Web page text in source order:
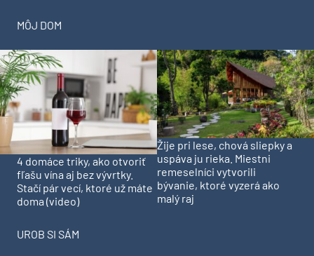
MÔJ DOM
4 domáce triky, ako otvoriť
fľašu vína aj bez vývrtky.
Stačí pár vecí, ktoré už máte
doma (video)
Žije pri lese, chová sliepky a
uspáva ju rieka. Miestni
remeselníci vytvorili
bývanie, ktoré vyzerá ako
malý raj
UROB SI SÁM